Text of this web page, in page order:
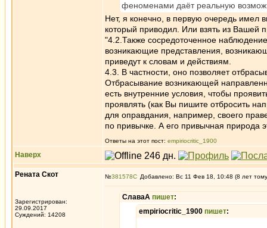
феноменами даёт реальную
Нет, я конечно, в первую очередь имел
который приводил. Или взять из Вашей
"4.2.Также сосредоточенное
возникающие представления,
приведут к словам и действиям.
4.3. В частности, оно позволяет
Отбрасывание возникающей
есть внутренние условия, чтобы
проявлять (как Вы пишите отбросить
для оправдания, например, своего
по привычке. А его привычная природа
Ответы на этот пост: empiriocritic_1900
Наверх
Рената Скот
Зарегистрирован:
29.09.2017
Суждений: 14208
№381578 Добавлено: Вс 11 Фев 18, 10:48 (8 лет
СлаваА пишет:
empiriocritic_1900 пишет: